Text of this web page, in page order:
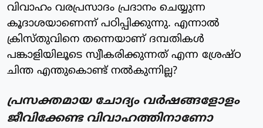
വിവാഹം വരപ്രസാദം പ്രദാനം ചെയ്യുന്ന
കൂദാശയാണെന്ന് പഠിപ്പിക്കുന്നു. എന്നാൽ
ക്രിസ്തുവിനെ തന്നെയാണ് ദമ്പതികൾ
പങ്കാളിയിലൂടെ സ്വീകരിക്കുന്നത് എന്ന ശ്രേഷ്ഠ
ചിന്ത എന്തുകൊണ്ട് നൽകുന്നില്ല?
പ്രസക്തമായ ചോദ്യം വർഷങ്ങളോളം
ജീവിക്കേണ്ട വിവാഹത്തിനാണോ